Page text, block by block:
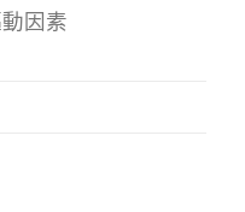
因素